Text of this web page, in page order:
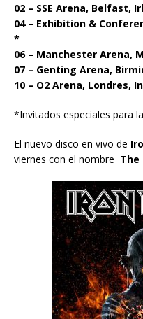
02 – SSE Arena, Belfast,
04 – Exhibition &
*
06 – Manchester Arena,
07 – Genting Arena,
10 – O2 Arena, Londres,
*Invitados especiales para
El nuevo disco en vivo de
viernes con el nombre The